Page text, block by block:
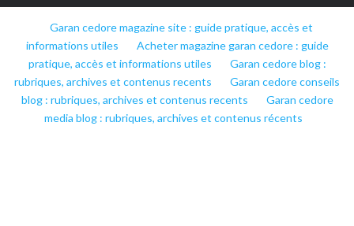
Garan cedore magazine site : guide pratique, accès et
informations utiles
Acheter magazine garan cedore : guide
pratique, accès et informations utiles
Garan cedore blog :
rubriques, archives et contenus recents
Garan cedore conseils
blog : rubriques, archives et contenus recents
Garan cedore
media blog : rubriques, archives et contenus récents